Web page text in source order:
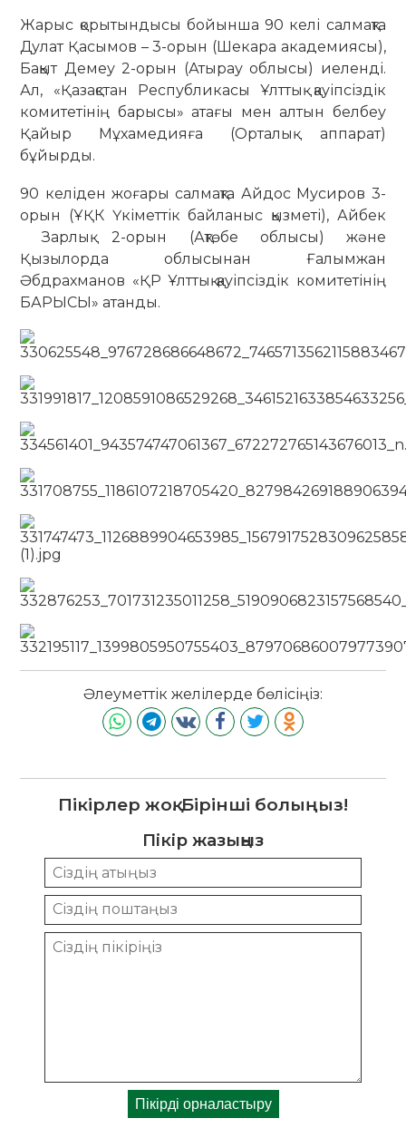
Жарыс қорытындысы бойынша 90 келі салмақта
Дулат Қасымов – 3-орын (Шекара академиясы),
Бақыт Демеу 2-орын (Атырау облысы) иеленді.
Ал, «Қазақстан Республикасы Ұлттық қауіпсіздік
комитетінің барысы» атағы мен алтын белбеу
Қайыр Мұхамедияға (Орталық аппарат)
бұйырды.
90 келіден жоғары салмақта Айдос Мусиров 3-
орын (ҰҚК Үкіметтік байланыс қызметі), Айбек
Зарлық 2-орын (Ақтөбе облысы) және
Қызылорда облысынан Ғалымжан
Әбдрахманов «ҚР Ұлттық қауіпсіздік комитетінің
БАРЫСЫ» атанды.
Әлеуметтік желілерде бөлісіңіз:
Пікірлер жоқ. Бірінші болыңыз!
Пікір жазыңыз